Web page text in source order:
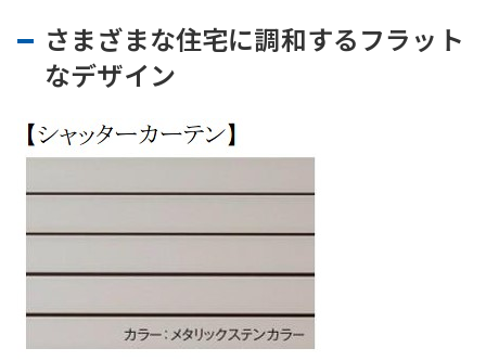
さまざまな住宅に調和するフラット
なデザイン